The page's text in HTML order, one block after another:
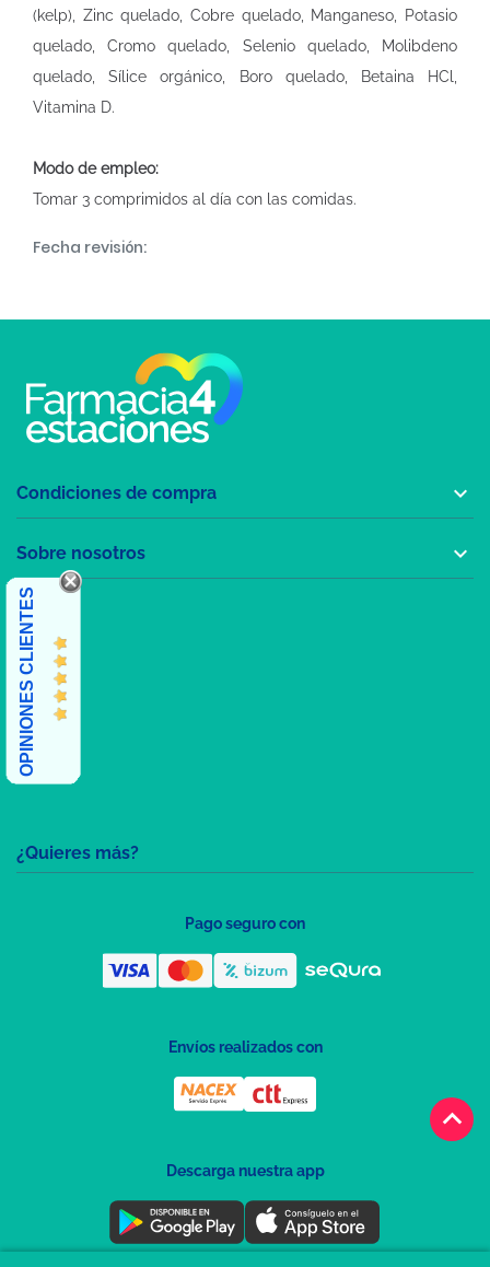
(kelp), Zinc quelado, Cobre quelado, Manganeso, Potasio
quelado, Cromo quelado, Selenio quelado, Molibdeno
quelado, Sílice orgánico, Boro quelado, Betaina HCl,
Vitamina D.
Modo de empleo:
Tomar 3 comprimidos al día con las comidas.
Fecha revisión:
keyboard_arrow_up
¿Quieres más?
Condiciones de compra 
Sobre nosotros 
OPINIONES CLIENTES
Pago seguro con
Envíos realizados con
Descarga nuestra app